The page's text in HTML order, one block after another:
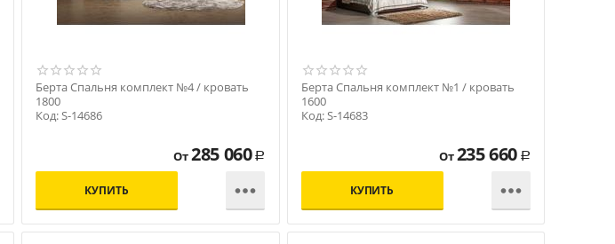
Берта Спальня комплект №4 / кровать
1800
Код: S-14686
От285 060 Р
КУПИТЬ 
Берта Спальня комплект №1 / кровать
1600
Код: S-14683
От235 660 Р
КУПИТЬ 